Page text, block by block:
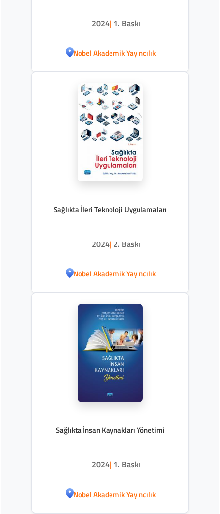
2024| 1. Baskı
Nobel Akademik Yayıncılık
Sağlıkta İleri Teknoloji Uygulamaları
2024| 2. Baskı
Nobel Akademik Yayıncılık
Sağlıkta İnsan Kaynakları Yönetimi
2024| 1. Baskı
Nobel Akademik Yayıncılık